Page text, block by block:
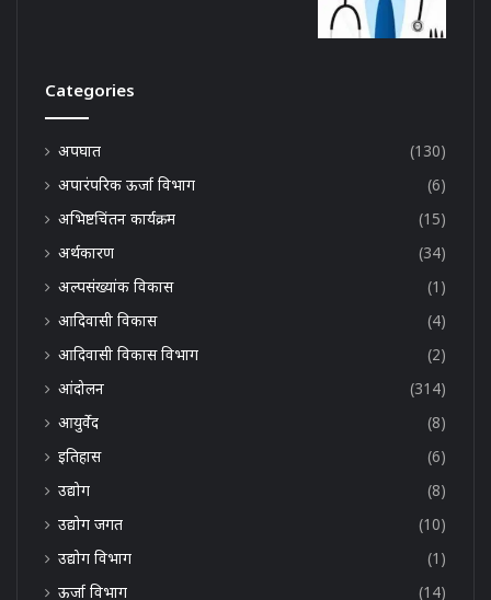
Categories
अपघात
(130)
अपारंपरिक ऊर्जा विभाग
(6)
अभिष्टचिंतन कार्यक्रम
(15)
अर्थकारण
(34)
अल्पसंख्यांक विकास
(1)
आदिवासी विकास
(4)
आदिवासी विकास विभाग
(2)
आंदोलन
(314)
आयुर्वेद
(8)
इतिहास
(6)
उद्योग
(8)
उद्योग जगत
(10)
उद्योग विभाग
(1)
ऊर्जा विभाग
(14)